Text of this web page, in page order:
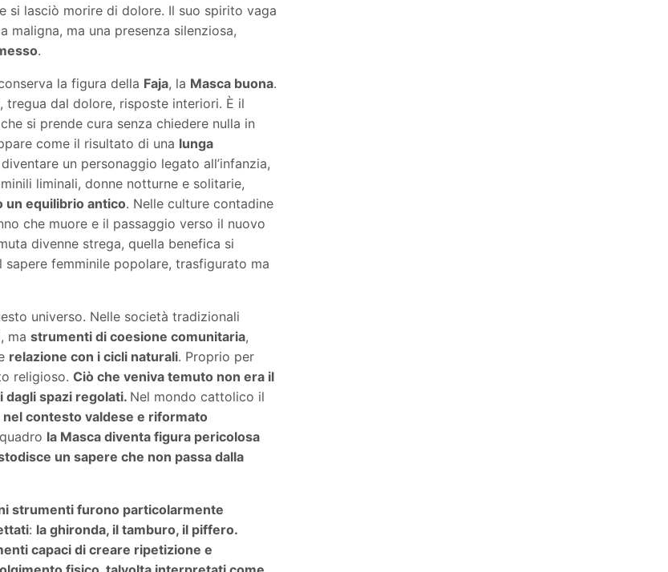
si lasciò morire di dolore. Il suo spirito vaga
maligna, ma una presenza silenziosa,
.
la figura della Faja, la Masca buona.
tregua dal dolore, risposte interiori. È il
si prende cura senza chiedere nulla in
come il risultato di una lunga
un personaggio legato all’infanzia,
liminali, donne notturne e solitarie,
un equilibrio antico. Nelle culture contadine
che muore e il passaggio verso il nuovo
divenne strega, quella benefica si
femminile popolare, trasfigurato ma
universo. Nelle società tradizionali
mastrumenti di coesione comunitaria,
relazione con i cicli naturali. Proprio per
religioso.Ciò che veniva temuto non era il
dagli spazi regolati. Nel mondo cattolico il
nel contesto valdese e riformato
la Masca diventa figura pericolosa
un sapere che non passa dalla
strumenti furono particolarmente
: la ghironda, il tamburo, il piffero.
capaci di creare ripetizione e